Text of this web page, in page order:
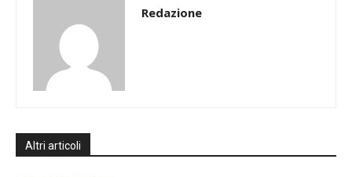
Redazione
Altri articoli